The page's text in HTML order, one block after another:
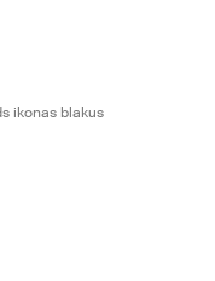
ikonas blakus